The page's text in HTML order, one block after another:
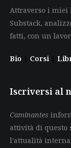
Attraverso i miei
Substack,
fatti, con un
Bio | Corsi |
Iscriversi al
Caminantes
attività di questo
l'attualità